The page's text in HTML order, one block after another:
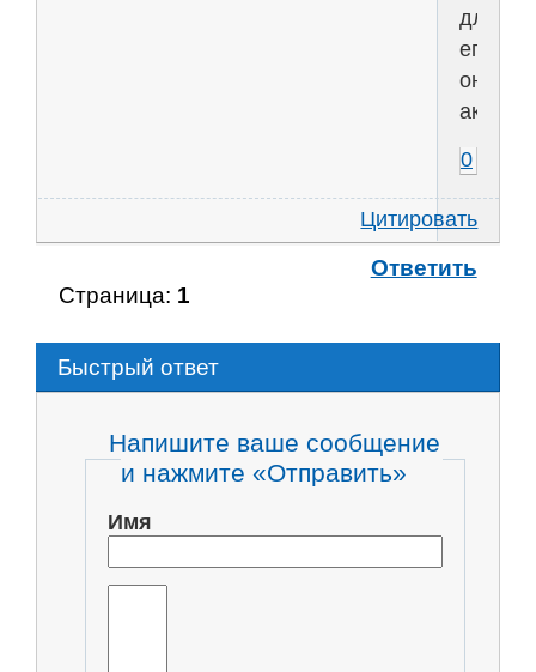
для
его
0
Цитировать
Ответить
Страница: 1
Быстрый ответ
Напишите ваше сообщение
и нажмите «Отправить»
Имя